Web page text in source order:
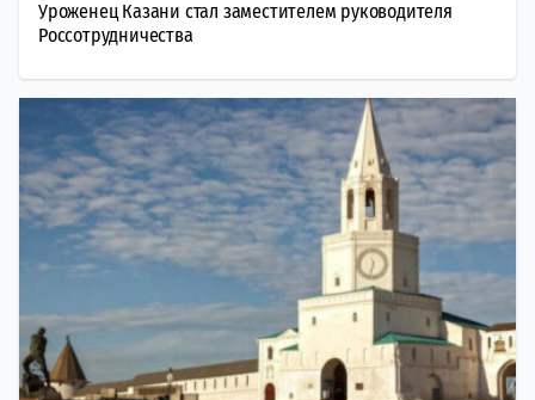
Уроженец Казани стал заместителем руководителя
Россотрудничества